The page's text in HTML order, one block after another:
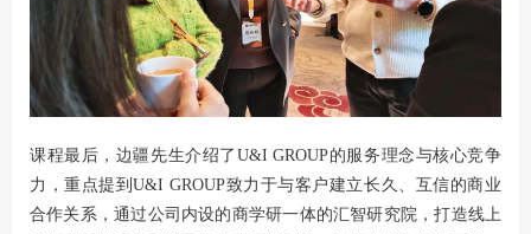
课程最后，边疆先生介绍了U&I GROUP的服务理念与核心竞争
力，重点提到U&I GROUP致力于与客户建立长久、互信的商业
合作关系，通过公司内设的商学研一体的汇智研究院，打造线上